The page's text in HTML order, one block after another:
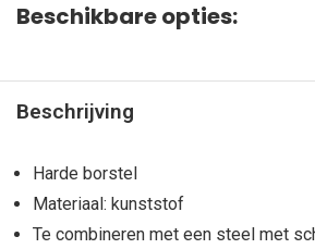
Beschikbare opties:
Beschrijving
Harde borstel
Materiaal: kunststof
Te combineren met een steel met